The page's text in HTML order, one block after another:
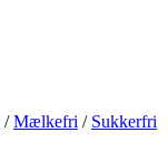
/Mælkefri / Sukkerfri